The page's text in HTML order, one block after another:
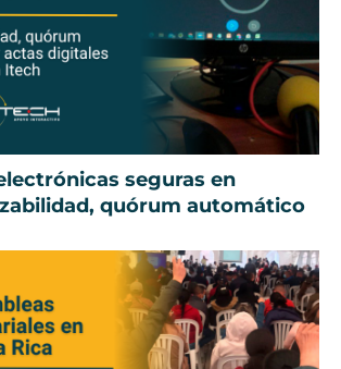
seguras en
quórum automático